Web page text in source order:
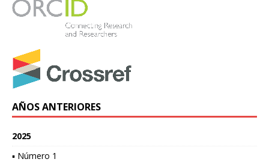
AÑOS ANTERIORES
2025
▪ Número 1